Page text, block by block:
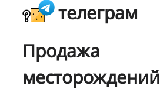
телеграм
Продажа
месторождений